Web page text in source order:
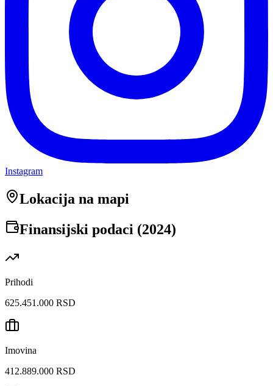
Instagram
Lokacija na mapi
Finansijski podaci (2024)
Prihodi
625.451.000 RSD
Imovina
412.889.000 RSD